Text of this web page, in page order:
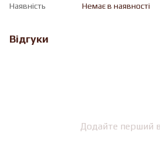
Наявність
Немає в наявності
Відгуки
Додайте перший